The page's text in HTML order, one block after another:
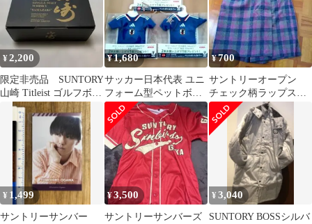
¥2,200
限定非売品 SUNTORY
山崎 Titleist ゴルフボー
ル 2個入
¥1,680
サッカー日本代表 ユニ
フォーム型ペットボト
ルカバー 3個セット
¥700
サントリーオープン
チェック柄ラップスカ
ート
¥ 1,499
サントリーサンバー
¥3,500
サントリーサンバーズ
¥3,040
SUNTORY BOSSシルバ